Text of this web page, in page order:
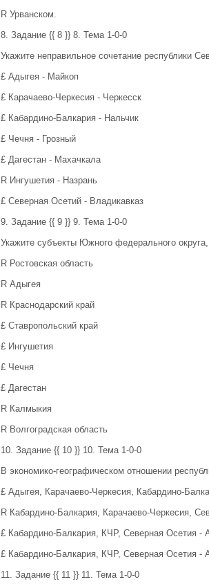
R Урванском.
8. Задание {{ 8 }} 8. Тема 1-0-0
Укажите неправильное сочетание республики
£ Адыгея - Майкоп
£ Карачаево-Черкесия - Черкесск
£ Кабардино-Балкария - Нальчик
£ Чечня - Грозный
£ Дагестан - Махачкала
R Ингушетия - Назрань
£ Северная Осетий - Владикавказ
9. Задание {{ 9 }} 9. Тема 1-0-0
Укажите субъекты Южного федерального
R Ростовская область
R Адыгея
R Краснодарский край
£ Ставропольский край
£ Ингушетия
£ Чечня
£ Дагестан
R Калмыкия
R Волгоградская область
10. Задание {{ 10 }} 10. Тема 1-0-0
В экономико-географическом отношении
£ Адыгея, Карачаево-Черкесия, Кабардино-
R Кабардино-Балкария, Карачаево-Черкесия,
£ Кабардино-Балкария, КЧР, Северная Осетия -
£ Кабардино-Балкария, КЧР, Северная Осетия -
11. Задание {{ 11 }} 11. Тема 1-0-0